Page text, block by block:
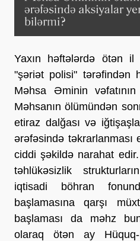
Yaxın həftələrdə ötən il
"şəriət polisi" tərəfindən
Məhsa Əminin
Məhsanın ölümündən
etiraz dalğası və
ərəfəsində təkrarlanması
ciddi şəkildə narahat
təhlükəsizlik
iqtisadi böhran
başlamasına qarşı
başlaması da məhz
olaraq ötən ay Hüquq-